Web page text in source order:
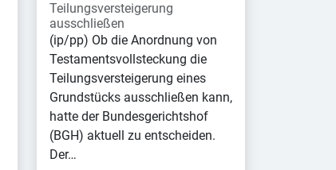
Teilungsversteigerung
ausschließen
(ip/pp) Ob die Anordnung von
Testamentsvollsteckung die
Teilungsversteigerung eines
Grundstücks ausschließen kann,
hatte der Bundesgerichtshof
(BGH) aktuell zu entscheiden.
Der…